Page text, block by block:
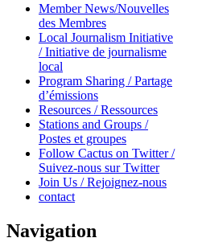
Member News/Nouvelles
des Membres
Local Journalism Initiative
/ Initiative de journalisme
local
Program Sharing / Partage
d’émissions
Resources / Ressources
Stations and Groups /
Postes et groupes
Follow Cactus on Twitter /
Suivez-nous sur Twitter
Join Us / Rejoignez-nous
contact
Navigation